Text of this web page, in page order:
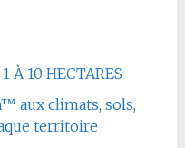
À 10 HECTARES
aux climats, sols,
territoire